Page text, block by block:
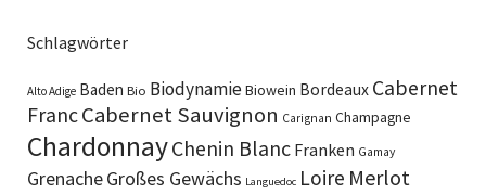
Schlagwörter
Alto Adige Baden Bio BiodynamieBiowein Bordeaux Cabernet
FrancCabernet Sauvignon Carignan Champagne
ChardonnayChenin Blanc Franken Gamay
GrenacheGroßes Gewächs Languedoc Loire Merlot